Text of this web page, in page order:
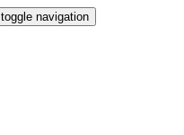
toggle navigation